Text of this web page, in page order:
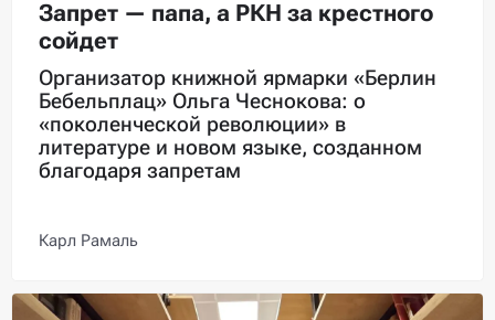
Запрет — папа, а РКН за крестного
сойдет
Организатор книжной ярмарки «Берлин
Бебельплац» Ольга Чеснокова: о
«поколенческой революции» в
литературе и новом языке, созданном
благодаря запретам
Карл Рамаль